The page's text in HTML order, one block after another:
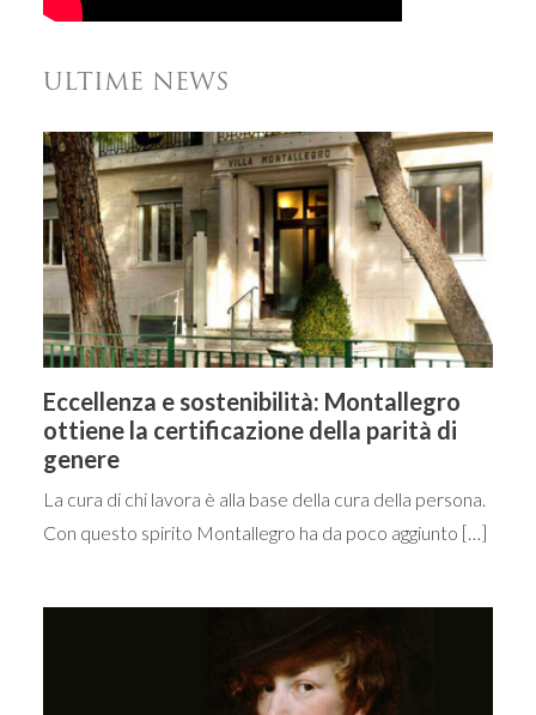
ULTIME NEWS
Eccellenza e sostenibilità: Montallegro
ottiene la certificazione della parità di
genere
La cura di chi lavora è alla base della cura della persona.
Con questo spirito Montallegro ha da poco aggiunto […]